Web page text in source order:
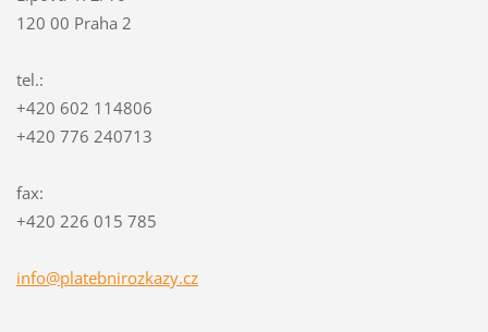
120 00 Praha 2
tel.:
+420 602 114806
+420 776 240713
fax:
+420 226 015 785
info@platebnirozkazy.cz